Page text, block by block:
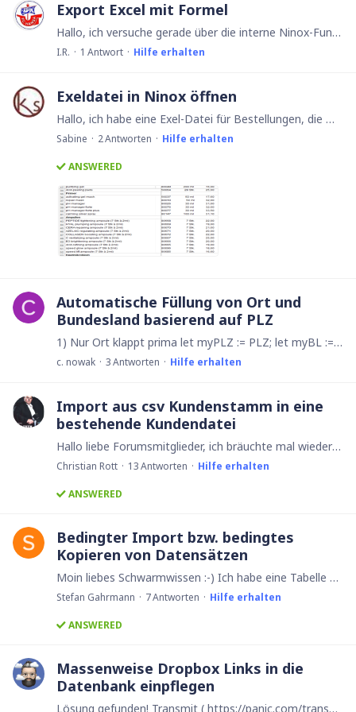
Export Excel mit Formel
Hallo, ich versuche gerade über die interne Ninox-Funktion eine Excel-Datei zu erzeugen. Passt soweit ganz gut, bei der Formelbildung beim Export scheiter ich aber.…
I.R. 1 Antwort Hilfe erhalten
Exeldatei in Ninox öffnen
Hallo, ich habe eine Exel-Datei für Bestellungen, die mir mein Lieferant zur Verfügung stellt. Leider kann ich nur über diese Datei bestellen. (Kennt wahrscheinlich noch nicht Ninox 😒) Wie kann ich…
Sabine 2Antworten Hilfe erhalten
ANSWERED
Automatische Füllung von Ort und
Bundesland basierend auf PLZ
1) Nur Ort klappt prima let myPLZ := PLZ; let myBL := Bundesland; let ANZ := cnt((select Postleitzahlen_D where Plz = myPLZ).Nr); if ANZ = 1 then 'Ort wählen' :…
c. nowak 3Antworten Hilfe erhalten
Import aus csv Kundenstamm in eine
bestehende Kundendatei
Hallo liebe Forumsmitglieder, ich bräuchte mal wieder euer Schwarmwissen. Ich habe für unser Team eine Datenbank erstellt die zur Kundenbetreuung Kundenbesuch dient.…
Christian Rott 13Antworten Hilfe erhalten
ANSWERED
Bedingter Import bzw. bedingtes
Kopieren von Datensätzen
Moin liebes Schwarmwissen :-) Ich habe eine Tabelle aus einem csv-Ipmport und möchte nun alle Datensätze in eine vorhandene Tabelle übernehmen, die nicht schon in der Zieltabelle sind,…
Stefan Gahrmann 7Antworten Hilfe erhalten
ANSWERED
Massenweise Dropbox Links in die
Datenbank einpflegen
Lösung gefunden! Transmit ( https://panic.com/transmit) ist ein Tool für Mac- User um Dateien zu "schaufeln" . Es gibt bestimmt auch etwas wir Microsoft Anwender.…